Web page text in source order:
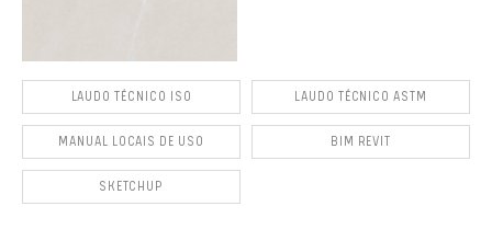
LAUDO TÉCNICO ISO LAUDO TÉCNICO ASTM
MANUAL LOCAIS DE USO BIM REVIT
SKETCHUP